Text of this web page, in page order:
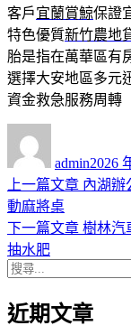
客戶宜蘭賞鯨保證
特色優質新竹農地
胎是指在萬華區有
選擇大安地區多元
資金救急服務周轉
admin佈
日
2026
文
章
導
覽
上一篇文章 上
篇
內湖辦
動麻將桌
下一篇文章 下
章:
樹林汽
抽水肥
搜
關
近期文章